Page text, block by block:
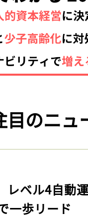
目のニュ
レベル4自動
一歩リード